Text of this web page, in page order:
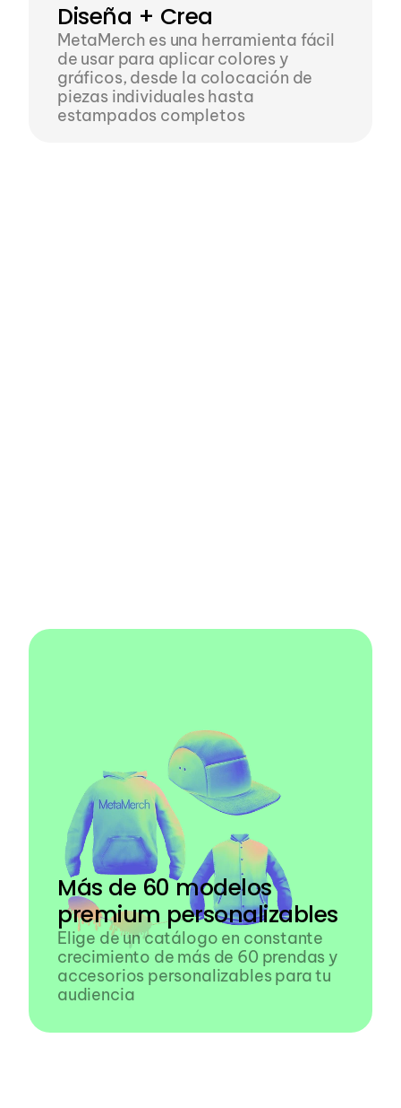
Diseña + Crea
MetaMerch es una herramienta fácil
de usar para aplicar colores y
gráficos, desde la colocación de
piezas individuales hasta
estampados completos
Más de 60 modelos
premium personalizables
Elige de un catálogo en constante
crecimiento de más de 60 prendas y
accesorios personalizables para tu
audiencia